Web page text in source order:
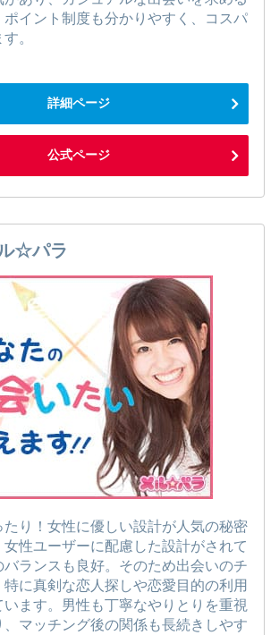
ポイント制度も分かりやすく、コスパ
。
詳細ページ
公式ページ
☆パラ
たり！女性に優しい設計が人気の秘密
性ユーザーに配慮した設計がされて
バランスも良好。そのため出会いのチ
特に真剣な恋人探しや恋愛目的の利用
ます。男性も丁寧なやりとりを重視
マッチング後の関係も長続きしやす